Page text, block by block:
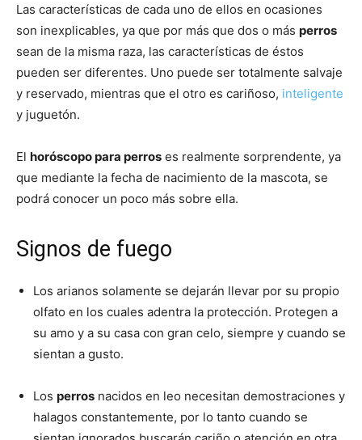
de
–
de
Cachorros
Las características de cada uno de ellos en ocasiones
son inexplicables, ya que por más que dos o más perros
sean de la misma raza, las características de éstos
pueden ser diferentes. Uno puede ser totalmente salvaje
y reservado, mientras que el otro es cariñoso, inteligente
y juguetón.
El horóscopo para perros es realmente sorprendente, ya
que mediante la fecha de nacimiento de la mascota, se
podrá conocer un poco más sobre ella.
Signos de fuego
Los arianos solamente se dejarán llevar por su propio
olfato en los cuales adentra la protección. Protegen a
su amo y a su casa con gran celo, siempre y cuando se
sientan a gusto.
Los perros nacidos en leo necesitan demostraciones y
halagos constantemente, por lo tanto cuando se